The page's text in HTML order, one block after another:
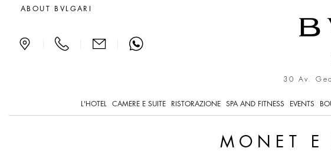
Monet e il senso del tempo
ABOUT BVLGARI
30 Av.
L'HOTEL CAMERE E SUITE RISTORAZIONE SPA AND FITNESS EVENTS
MONET E